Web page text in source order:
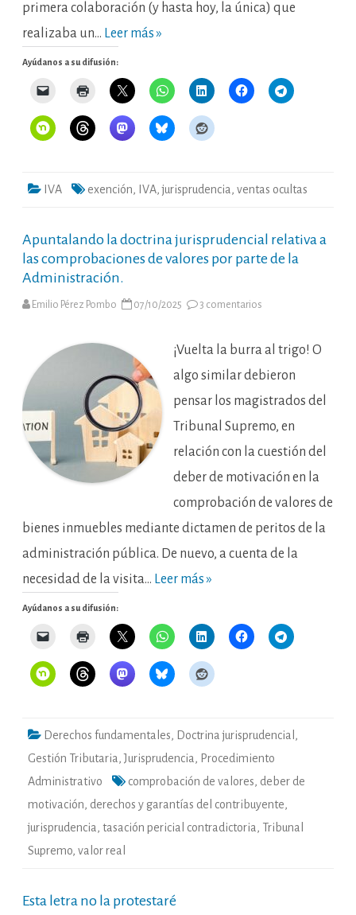
primera colaboración (y hasta hoy, la única) que
realizaba un… Leer más »
Ayúdanos a su difusión:
IVA exención, IVA,jurisprudencia , ventas ocultas
Apuntalando la doctrina jurisprudencial relativa a
las comprobaciones de valores por parte de la
Administración.
Emilio Pérez Pombo 07/10/2025 3 comentarios
jurisprudencial
relativa
a
las
comprobaciones
de
por
de
la
Administración.
¡Vuelta la burra al trigo! O
algo similar debieron
pensar los magistrados del
Tribunal Supremo, en
relación con la cuestión del
deber de motivación en la
comprobación de valores de
bienes inmuebles mediante dictamen de peritos de la
administración pública. De nuevo, a cuenta de la
necesidad de la visita… Leer más »
Ayúdanos a su difusión:
Derechos fundamentales, Doctrina jurisprudencial ,
Gestión Tributaria ,Jurisprudencia , Procedimiento
Administrativo
comprobación de valores, deber de
motivación, derechos y garantías del contribuyente,
jurisprudencia , tasación pericial contradictoria , Tribunal
Supremo, valor real
Esta letra no la protestaré